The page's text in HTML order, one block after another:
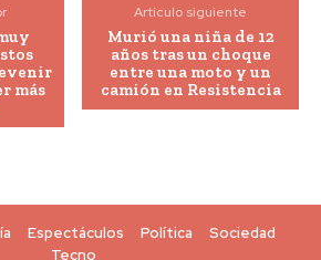
más
Artículo siguiente
Murió una niña de 12
años tras un choque
entre una moto y un
camión en Resistencia
Espectáculos Política
Sociedad
Tecno